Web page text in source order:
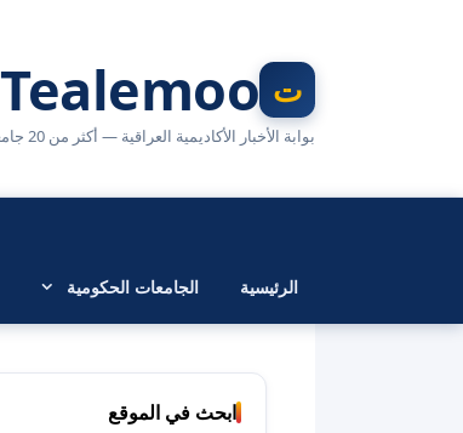
Tealemoo | تعليمو
بوابة الأخبار الأكاديمية العراقية — أكثر من 20 جامعة وكلية في مكان واحد
الرئيسية الجامعات الحكومية
ابحث في الموقع